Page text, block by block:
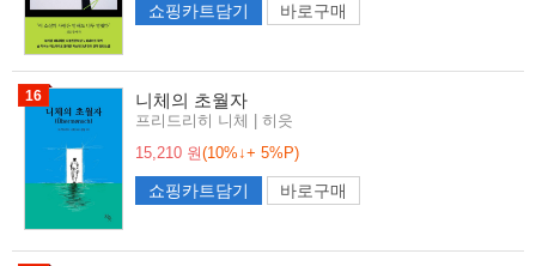
쇼핑카트담기 바로구매
16 니체의 초월자
프리드리히 니체 | 히읏
15,210 원(10%↓+ 5%P)
쇼핑카트담기 바로구매